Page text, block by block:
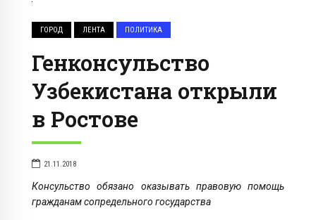
ГОРОД ЛЕНТА ПОЛИТИКА
Генконсульство
Узбекистана открыли
в Ростове
21.11.2018
Консульство обязано оказывать правовую помощь
гражданам сопредельного государства